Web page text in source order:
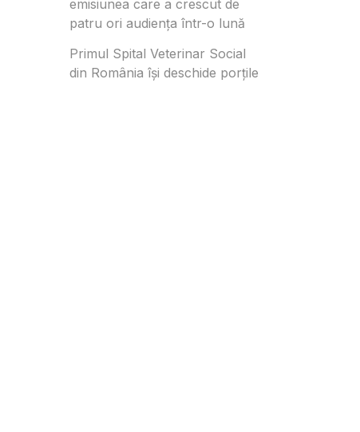
emisiunea care a crescut de
patru ori audiența într-o lună
Primul Spital Veterinar Social
din România își deschide porțile